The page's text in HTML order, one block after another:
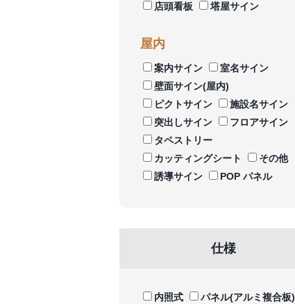
店頭看板
塔屋サイン
屋内
案内サイン
室名サイン
壁面サイン(屋内)
ピクトサイン
施設名サイン
突出しサイン
フロアサイン
タペストリー
カッティングシート
その他
誘導サイン
POP パネル
仕様
内照式
パネル(アルミ複合板)